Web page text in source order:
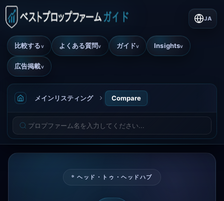
比較するv よくある質問v ガイドv Insightsv
広告掲載v
JA
メインリスティング Compare
* ヘッド・トゥ・ヘッドハブ